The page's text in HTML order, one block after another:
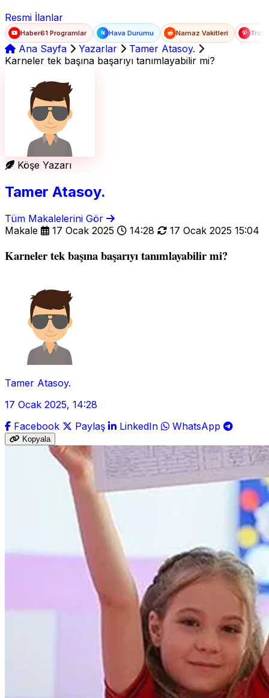
Resmi İlanlar
Haber61 Programlar N Hava Durumu Namaz Vakitleri
Ana Sayfa Yazarlar
Tamer Atasoy.
Karneler tek başına başarıyı tanımlayabilir mi?
Köşe Yazarı
Tamer Atasoy.
Tüm Makalelerini Gör
Makale
17 Ocak 2025 14:28 17 Ocak 2025 15:04
Karneler tek başına başarıyı tanımlayabilir mi?
Tamer Atasoy.
17 Ocak 2025, 14:28
Facebook
Paylaş LinkedIn WhatsApp
Kopyala